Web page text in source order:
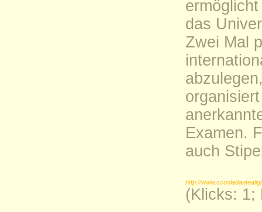
das
Zwei Mal
Examen.
auch
http://
(Klicks: 1;